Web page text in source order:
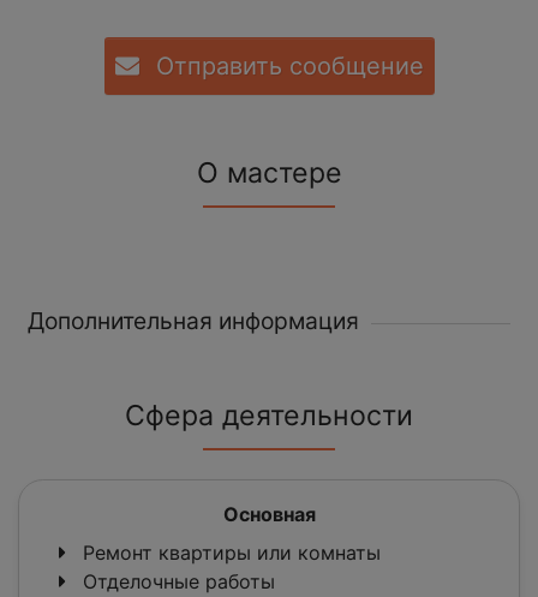
Отправить сообщение
О мастере
Дополнительная информация
Сфера деятельности
Основная
Ремонт квартиры или комнаты
Отделочные работы